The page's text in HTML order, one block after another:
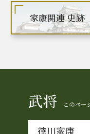
豊臣秀長と名
名古屋＜秀長＞
家康関連 史跡
武将 このペー